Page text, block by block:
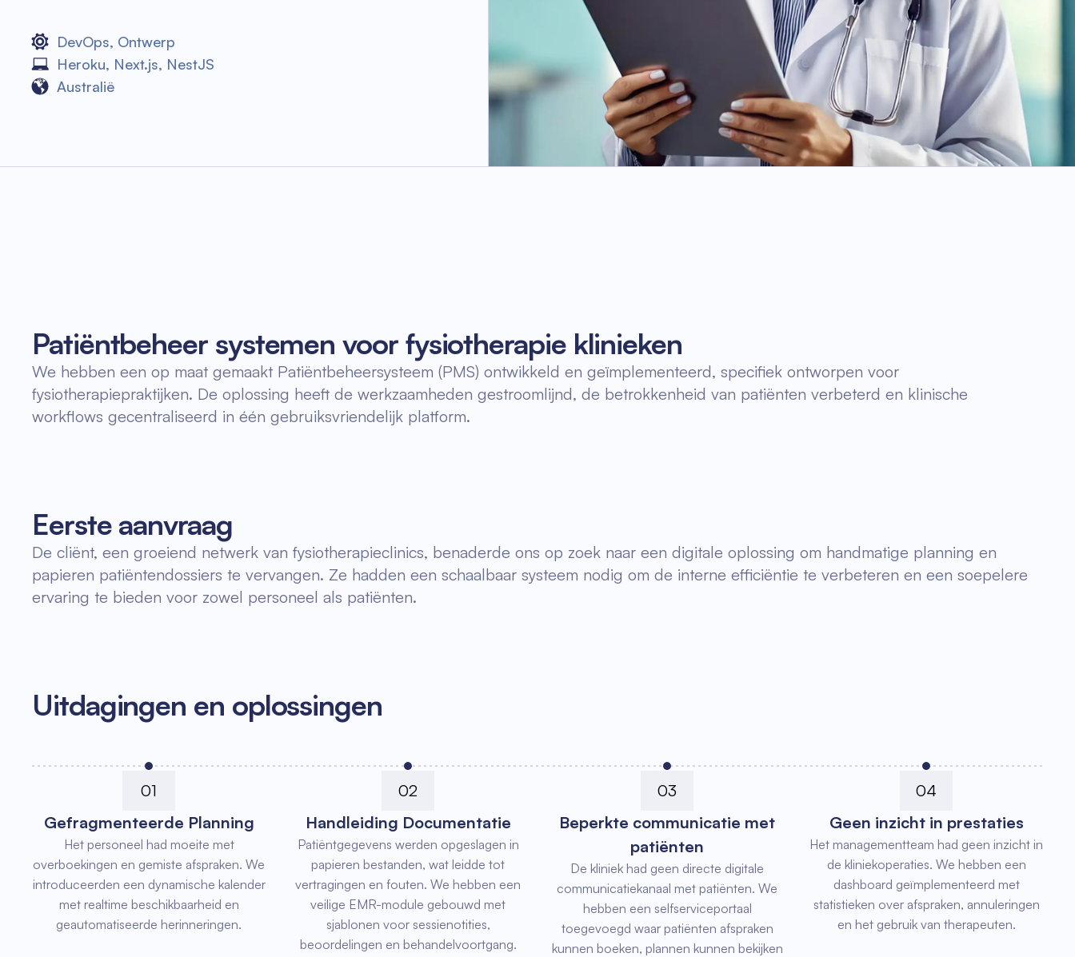
DevOps, Ontwerp
Heroku, Next.js, NestJS
Australië
Patiëntbeheer systemen voor fysiotherapie klinieken
We hebben een op maat gemaakt Patiëntbeheersysteem (PMS) ontwikkeld en geïmplementeerd, specifiek ontworpen voor
fysiotherapiepraktijken. De oplossing heeft de werkzaamheden gestroomlijnd, de betrokkenheid van patiënten verbeterd en klinische
workflows gecentraliseerd in één gebruiksvriendelijk platform.
Eerste aanvraag
De cliënt, een groeiend netwerk van fysiotherapieclinics, benaderde ons op zoek naar een digitale oplossing om handmatige planning en
papieren patiëntendossiers te vervangen. Ze hadden een schaalbaar systeem nodig om de interne efficiëntie te verbeteren en een soepelere
ervaring te bieden voor zowel personeel als patiënten.
Uitdagingen en oplossingen
01
Gefragmenteerde Planning
Het personeel had moeite met
overboekingen en gemiste afspraken. We
introduceerden een dynamische kalender
met realtime beschikbaarheid en
geautomatiseerde herinneringen.
02
Handleiding Documentatie
Patiëntgegevens werden opgeslagen in
papieren bestanden, wat leidde tot
vertragingen en fouten. We hebben een
veilige EMR-module gebouwd met
sjablonen voor sessienotities,
beoordelingen en behandelvoortgang.
03
Beperkte communicatie met
patiënten
De kliniek had geen directe digitale
communicatiekanaal met patiënten. We
hebben een selfserviceportaal
toegevoegd waar patiënten afspraken
kunnen boeken, plannen kunnen bekijken
04
Geen inzicht in prestaties
Het managementteam had geen inzicht in
de kliniekoperaties. We hebben een
dashboard geïmplementeerd met
statistieken over afspraken, annuleringen
en het gebruik van therapeuten.